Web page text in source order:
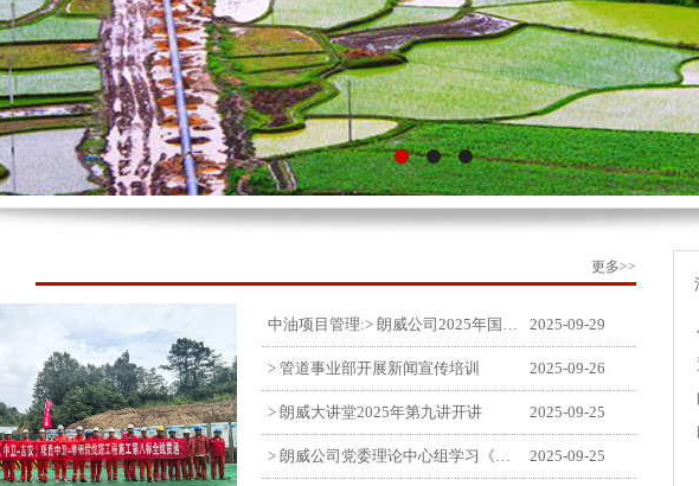
更多>>
2025-09-29
> 管道事业部开展新闻宣传培训 2025-09-26
> 朗威大讲堂2025年第九讲开讲 2025-09-25
2025-09-25